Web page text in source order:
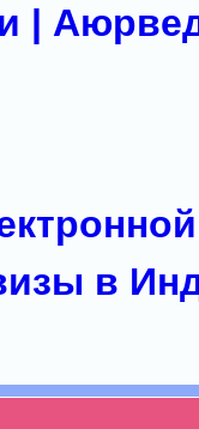
|
в